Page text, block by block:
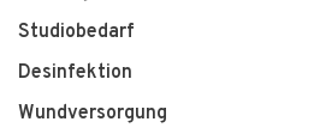
Studiobedarf
Desinfektion
Wundversorgung